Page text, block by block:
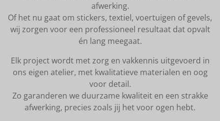
afwerking.
Of het nu gaat om stickers, textiel, voertuigen of gevels,
wij zorgen voor een professioneel resultaat dat opvalt
én lang meegaat.
Elk project wordt met zorg en vakkennis uitgevoerd in
ons eigen atelier, met kwalitatieve materialen en oog
voor detail.
Zo garanderen we duurzame kwaliteit en een strakke
afwerking, precies zoals jij het voor ogen hebt.